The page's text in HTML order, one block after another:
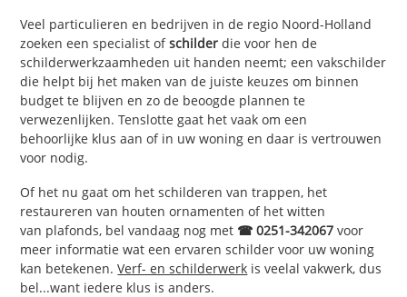
Veel particulieren en bedrijven in de regio Noord-Holland
zoeken een specialist ofschilder die voor hen de
schilderwerkzaamheden uit handen neemt; een vakschilder
die helpt bij het maken van de juiste keuzes om binnen
budget te blijven en zo de beoogde plannen te
verwezenlijken. Tenslotte gaat het vaak om een
behoorlijke klus aan of in uw woning en daar is vertrouwen
voor nodig.
Of het nu gaat om het schilderen van trappen, het
restaureren van houten ornamenten of het witten
van plafonds, bel vandaag nog met ☎ 0251-342067 voor
meer informatie wat een ervaren schilder voor uw woning
kan betekenen.Verf- en schilderwerk is veelal vakwerk, dus
bel...want iedere klus is anders.